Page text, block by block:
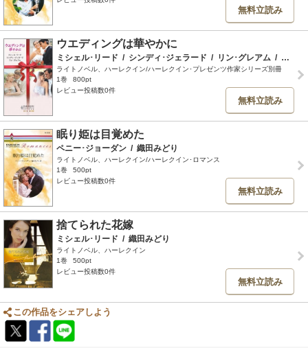
無料立読み
ウエディングは華やかに
ミシェル･リード / シンディ･ジェラード / リン･グレアム /
ライトノベル、ハーレクイン/ハーレクイン･プレゼンツ作家シリーズ別冊
1巻
800pt
レビュー投稿数0件
無料立読み
眠り姫は目覚めた
ペニー･ジョーダン / 織田みどり
ライトノベル、ハーレクイン/ハーレクイン･ロマンス
1巻
500pt
レビュー投稿数0件
無料立読み
捨てられた花嫁
ミシェル･リード / 織田みどり
ライトノベル、ハーレクイン
1巻
500pt
レビュー投稿数0件
無料立読み
この作品をシェアしよう